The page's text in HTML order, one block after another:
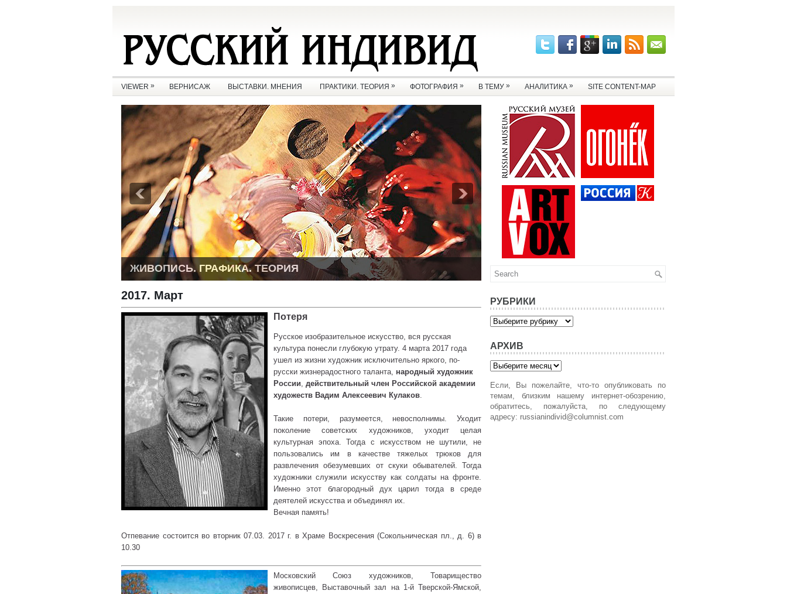
VIEWER » ВЕРНИСАЖ ВЫСТАВКИ. МНЕНИЯ ПРАКТИКИ. ТЕОРИЯ » ФОТОГРАФИЯ » В ТЕМУ » АНАЛИТИКА » SITE CONTENT-MAP
ЖИВОПИСЬ. ГРАФИКА. ТЕОРИЯ
2017. Март
Потеря
Русское изобразительное искусство, вся русская
культура понесли глубокую утрату. 4 марта 2017 года
ушел из жизни художник исключительно яркого, по-
русски жизнерадостного таланта, народный художник
России действительный член Российской академии
художеств Вадим Алексеевич Кулаков
Такие потери, разумеется, невосполнимы. Уходит
поколение советских художников, уходит целая
культурная эпоха. Тогда с искусством не шутили, не
пользовались им в качестве тяжелых трюков для
развлечения обезумевших от скуки обывателей. Тогда
художники служили искусству как солдаты на фронте.
Именно этот благородный дух царил тогда в среде
деятелей искусства и объединял их.
Вечная память!
Отпевание состоится во вторник 07.03. 2017 г. в Храме Воскресения (Сокольническая пл., д. 6) в
10.30
Московский Союз художников, Товарищество
живописцев, Выставочный зал на 1-й Тверской-Ямской,
РУБРИКИ
Рубрики
АРХИВ
Архив
Если, Вы пожелайте, что-то опубликовать по
темам, близким нашему интернет-обозрению,
обратитесь, пожалуйста, по следующему
адресу: russianindivid@columnist.com